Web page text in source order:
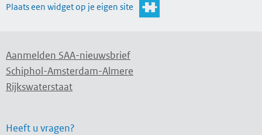
Plaats een widget op je eigen site
Aanmelden SAA-nieuwsbrief
Schiphol-Amsterdam-Almere
Rijkswaterstaat
Heeft u vragen?